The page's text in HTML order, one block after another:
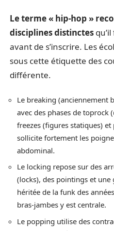
Le terme « hip-hop »
disciplines distinctes
avant de s’inscrire. Les
sous cette étiquette des
différente.
Le breaking (anciennement
avec des phases de toprock
freezes (figures statiques)
sollicite fortement les
abdominal.
Le locking repose sur des
(locks), des pointings et
héritée de la funk des
bras-jambes y est centrale.
Le popping utilise des